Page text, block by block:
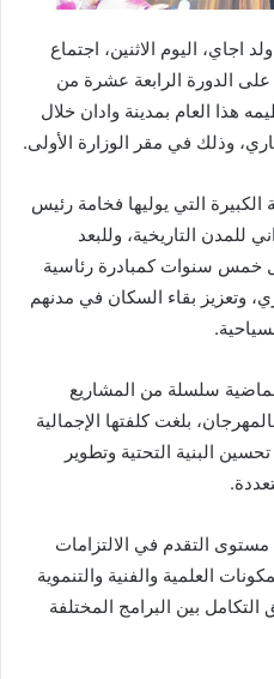
اجاي، اليوم الاثنين، اجتماع
على الدورة الرابعة عشرة من
هذا العام بمدينة وادان خلال
الكبيرة التي يوليها فخامة رئيس
للمدن التاريخية، وللبعد
خمس سنوات كمبادرة رئاسية
وتعزيز بقاء السكان في مدنهم
سلسلة من المشاريع
بلغت كلفتها الإجمالية
البنية التحتية وتطوير
التقدم في الالتزامات
العلمية والفنية والتنموية
بين البرامج المختلفة